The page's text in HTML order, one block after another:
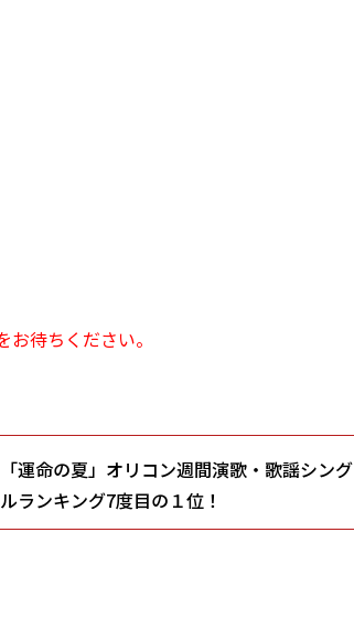
待ちください。
「運命の夏」オリコン週間演歌・歌謡シング
ルランキング7度目の１位！